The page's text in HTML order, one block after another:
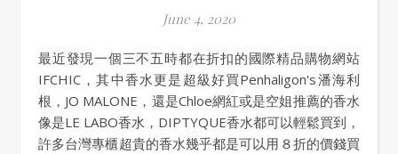
June 4, 2020
最近發現一個三不五時都在折扣的國際精品購物網站
IFCHIC，其中香水更是超級好買Penhaligon's潘海利
根，JO MALONE，還是Chloe網紅或是空姐推薦的香水
像是LE LABO香水，DIPTYQUE香水都可以輕鬆買到，
許多台灣專櫃超貴的香水幾乎都是可以用８折的價錢買